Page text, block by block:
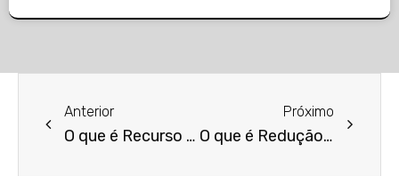
Anterior
O que é Recurso Especial?
Próximo
O que é Redução de Jornada?